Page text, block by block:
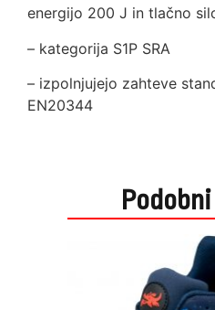
energijo 200 J in tlačno
– kategorija S1P SRA
– izpolnjujejo zahteve
EN20344